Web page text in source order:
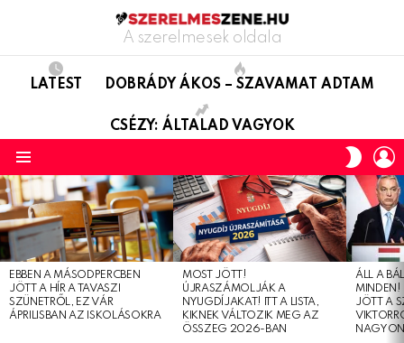
A szerelmesek oldala
LATEST DOBRÁDY ÁKOS – SZAVAMAT ADTAM
CSÉZY: ÁLTALAD VAGYOK
SKIN
LATEST
STORIES
EBBEN A MÁSODPERCBEN
JÖTT A HÍR A TAVASZI
SZÜNETRŐL, EZ VÁR
ÁPRILISBAN AZ ISKOLÁSOKRA
MOST JÖTT!
ÚJRASZÁMOLJÁK A
NYUGDÍJAKAT! ITT A LISTA,
KIKNEK VÁLTOZIK MEG AZ
ÖSSZEG 2026-BAN
ÁLL A
MINDEN!
JÖTT A